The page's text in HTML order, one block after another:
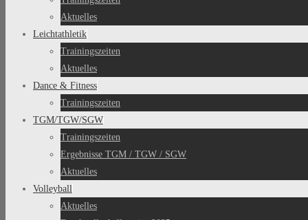
Aktuelles
Leichtathletik
Trainingszeiten
Aktuelles
Dance & Fitness
Trainingszeiten
TGM/TGW/SGW
Trainingszeiten
Ergebnisse TGM / TGW / SGW
Aktuelles
Volleyball
Aktuelles